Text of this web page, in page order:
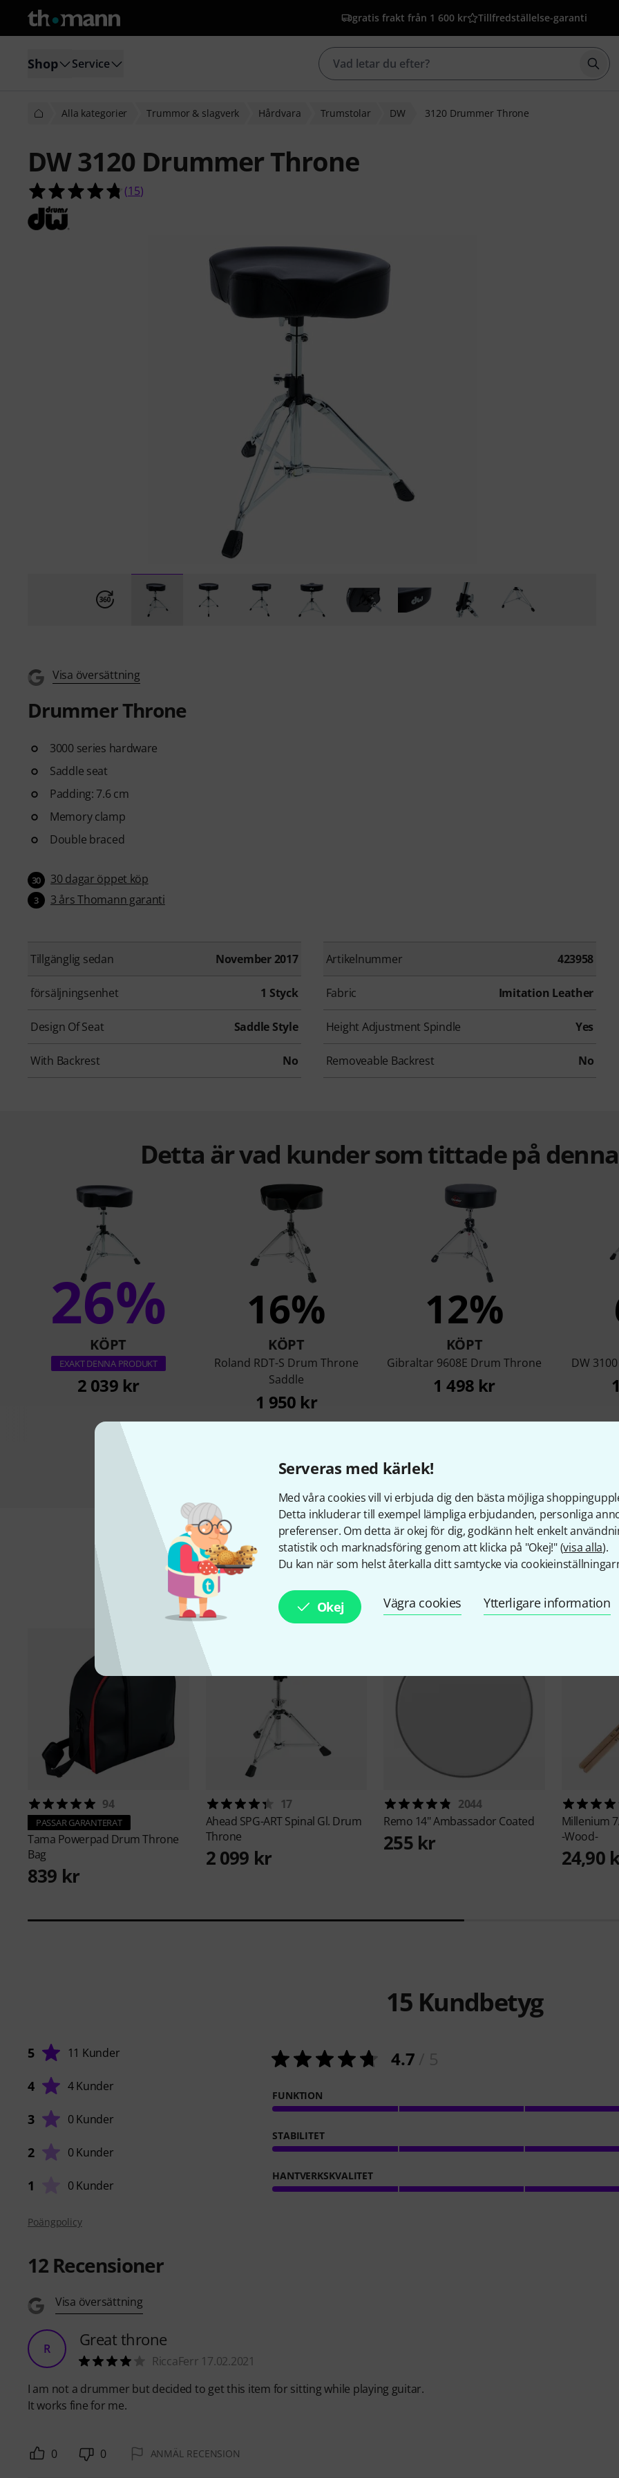
Serveras med kärlek!
Med våra cookies vill vi erbjuda dig den bästa möjliga
Detta inkluderar till exempel lämpliga erbjudanden, personliga
preferenser. Om detta är okej för dig, godkänn helt enkelt
statistik och marknadsföring genom att klicka på "Okej!" (visa alla).
Du kan när som helst återkalla ditt samtycke via
Okej Vägra cookies Ytterligare information
gratis frakt från 1 600 kr Tillfredställelse-garanti
Shop Service
Alla kategorier Trummor & slagverk Hårdvara Trumstolar DW 3120 Drummer Throne
DW 3120 Drummer Throne
4.7 av 5 stjärnor från 15 kundbetyg
(15)
Visa översättning
Drummer Throne
3000 series hardware
Saddle seat
Padding: 7.6 cm
Memory clamp
Double braced
30 30 dagar öppet köp
3 3 års Thomann garanti
Tillgänglig sedan November 2017 Artikelnummer 423958
försäljningsenhet 1 Styck Fabric Imitation Leather
Design Of Seat Saddle Style Height Adjustment Spindle Yes
With Backrest No Removeable Backrest No
Detta är vad kunder som tittade på
26%
KÖPT
EXAKT DENNA PRODUKT
2 039 kr
16%
KÖPT
Roland RDT-S Drum Throne
Saddle
1 950 kr
12%
KÖPT
Gibraltar 9608E Drum Throne
1 498 kr
DW
Tillbehör & matchande
94
PASSAR GARANTERAT
Tama Powerpad Drum Throne
Bag
839 kr
17
Ahead SPG-ART Spinal Gl. Drum
Throne
2 099 kr
2044
Remo 14" Ambassador Coated
255 kr
Millenium
-Wood-
24,90
15 Kundbetyg
5 11 Kunder
4 4 Kunder
3 0 Kunder
2 0 Kunder
1 0 Kunder
4.7
FUNKTION
STABILITET
HANTVERKSKVALITET
Poängpolicy
12 Recensioner
Visa översättning
R Great throne
RiccaFerr 17.02.2021
I am not a drummer but decided to get this item for sitting while playing guitar.
It works fine for me.
0 0 ANMÄL RECENSION